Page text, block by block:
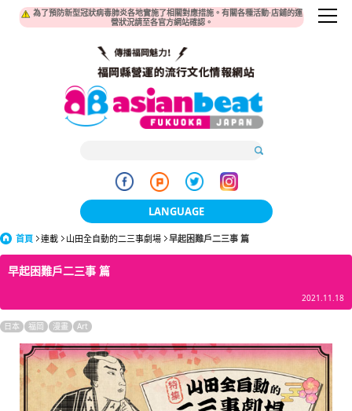
為了預防新型冠狀病毒肺炎各地實施了相關對應措施。有關各種活動·店鋪的運
營狀況請至各官方網站確認。
LANGUAGE
日本語
English
ภาษาไทย
首頁 連載 山田全自動的二三事劇場 早起困難戶二三事 篇
早起困難戶二三事 篇
2021.11.18
日本 福岡 漫畫 Art